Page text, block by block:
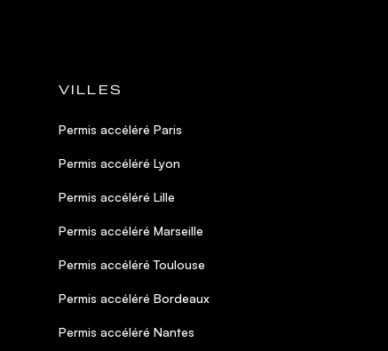
VILLES
Permis accéléré Paris
Permis accéléré Lyon
Permis accéléré Lille
Permis accéléré Marseille
Permis accéléré Toulouse
Permis accéléré Bordeaux
Permis accéléré Nantes